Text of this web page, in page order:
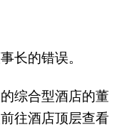
长的错误。
综合型酒店的董
往酒店顶层查看